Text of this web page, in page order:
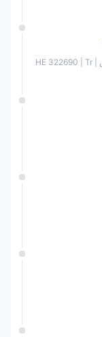
بعد: TRADING POINT HOLDINGS LIMITED | قبرص | ΗΕ 322690 | Tr